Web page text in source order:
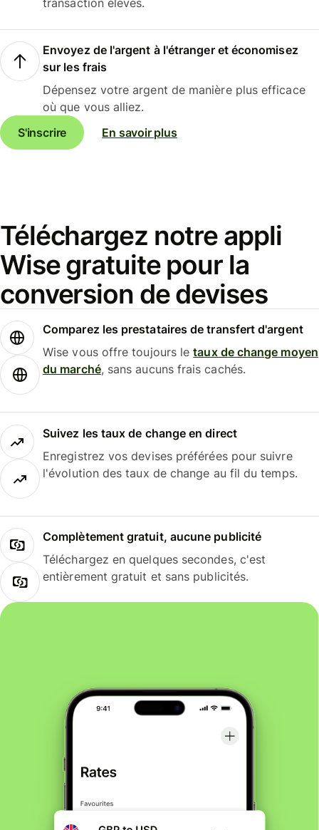
transaction élevés.
Envoyez de l'argent à l'étranger et économisez
sur les frais
Dépensez votre argent de manière plus efficace
où que vous alliez.
S'inscrire
En savoir plus
Téléchargez notre appli
Wise gratuite pour la
conversion de devises
Comparez les prestataires de transfert d'argent
Wise vous offre toujours letaux de change moyen
du marché, sans aucuns frais cachés.
Suivez les taux de change en direct
Enregistrez vos devises préférées pour suivre
l'évolution des taux de change au fil du temps.
Complètement gratuit, aucune publicité
Téléchargez en quelques secondes, c'est
entièrement gratuit et sans publicités.